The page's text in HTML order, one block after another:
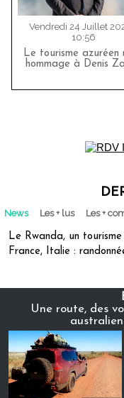
Vendredi 24 Juillet
10:56
Le tourisme azuréen
hommage à Denis
News Les + lus Les +
Le Rwanda, un
France, Italie :
Une route, des